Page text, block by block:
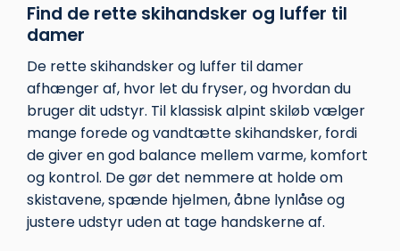
på
på
Find de rette skihandsker og luffer til
damer
De rette skihandsker og luffer til damer
afhænger af, hvor let du fryser, og hvordan du
bruger dit udstyr. Til klassisk alpint skiløb vælger
mange forede og vandtætte skihandsker, fordi
de giver en god balance mellem varme, komfort
og kontrol. De gør det nemmere at holde om
skistavene, spænde hjelmen, åbne lynlåse og
justere udstyr uden at tage handskerne af.